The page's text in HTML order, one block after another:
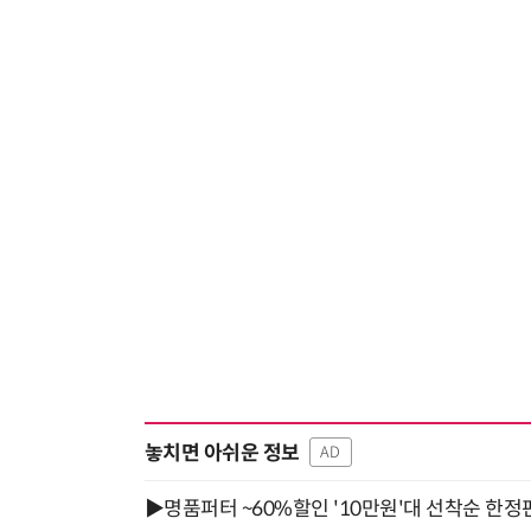
놓치면 아쉬운 정보 AD
▶명품퍼터 ~60%할인 '10만원'대 선착순 한정